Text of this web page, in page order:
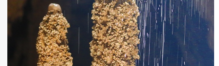
Boeny à Madagascar
Visitez les parcs nationaux et réserves
naturelles de Mahajanga : des écosystèmes
exceptionnels à explorer pour les amoureux
de la nature.